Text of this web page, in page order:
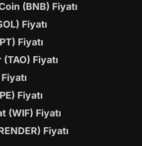
(BNB) Fiyatı
Fiyatı
Fiyatı
Fiyatı
Fiyatı
(WIF) Fiyatı
Fiyatı